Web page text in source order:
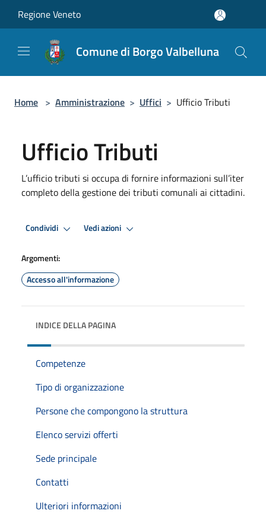
Regione Veneto
Comune di Borgo Valbelluna
Home > Amministrazione > Uffici > Ufficio Tributi
Ufficio Tributi
L’ufficio tributi si occupa di fornire informazioni sull’iter
completo della gestione dei tributi comunali ai cittadini.
Condividi Vedi azioni
Argomenti:
Accesso all'informazione
INDICE DELLA PAGINA
Competenze
Tipo di organizzazione
Persone che compongono la struttura
Elenco servizi offerti
Sede principale
Contatti
Ulteriori informazioni